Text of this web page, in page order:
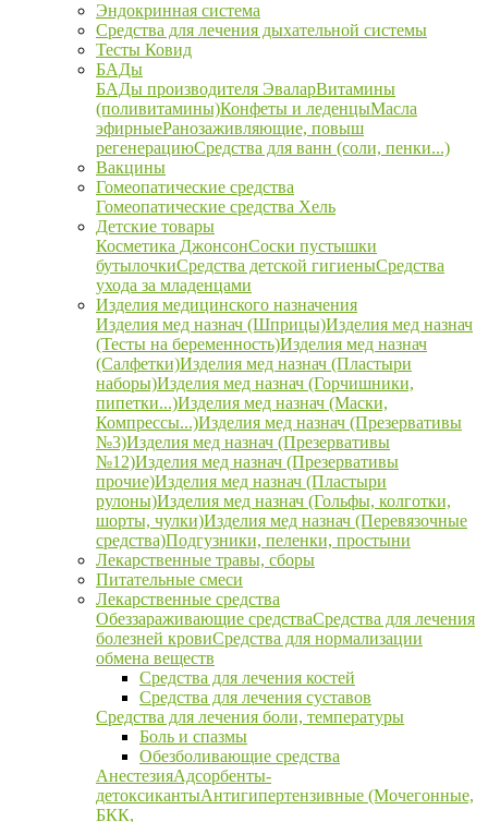
Эндокринная система
Средства для лечения дыхательной системы
Тесты Ковид
БАДы
БАДы производителя ЭваларВитамины
(поливитамины)Конфеты и леденцыМасла
эфирныеРанозаживляющие, повыш
регенерациюСредства для ванн (соли, пенки...)
Вакцины
Гомеопатические средства
Гомеопатические средства Хель
Детские товары
Косметика ДжонсонСоски пустышки
бутылочкиСредства детской гигиеныСредства
ухода за младенцами
Изделия медицинского назначения
Изделия мед назнач (Шприцы)Изделия мед назнач
(Тесты на беременность)Изделия мед назнач
(Салфетки)Изделия мед назнач (Пластыри
наборы)Изделия мед назнач (Горчишники,
пипетки...)Изделия мед назнач (Маски,
Компрессы...)Изделия мед назнач (Презервативы
№3)Изделия мед назнач (Презервативы
№12)Изделия мед назнач (Презервативы
прочие)Изделия мед назнач (Пластыри
рулоны)Изделия мед назнач (Гольфы, колготки,
шорты, чулки)Изделия мед назнач (Перевязочные
средства)Подгузники, пеленки, простыни
Лекарственные травы, сборы
Питательные смеси
Лекарственные средства
Обеззараживающие средстваСредства для лечения
болезней кровиСредства для нормализации
обмена веществ
Средства для лечения костей
Средства для лечения суставов
Средства для лечения боли, температуры
Боль и спазмы
Обезболивающие средства
АнестезияАдсорбенты-
детоксикантыАнтигипертензивные (Мочегонные,
БКК,